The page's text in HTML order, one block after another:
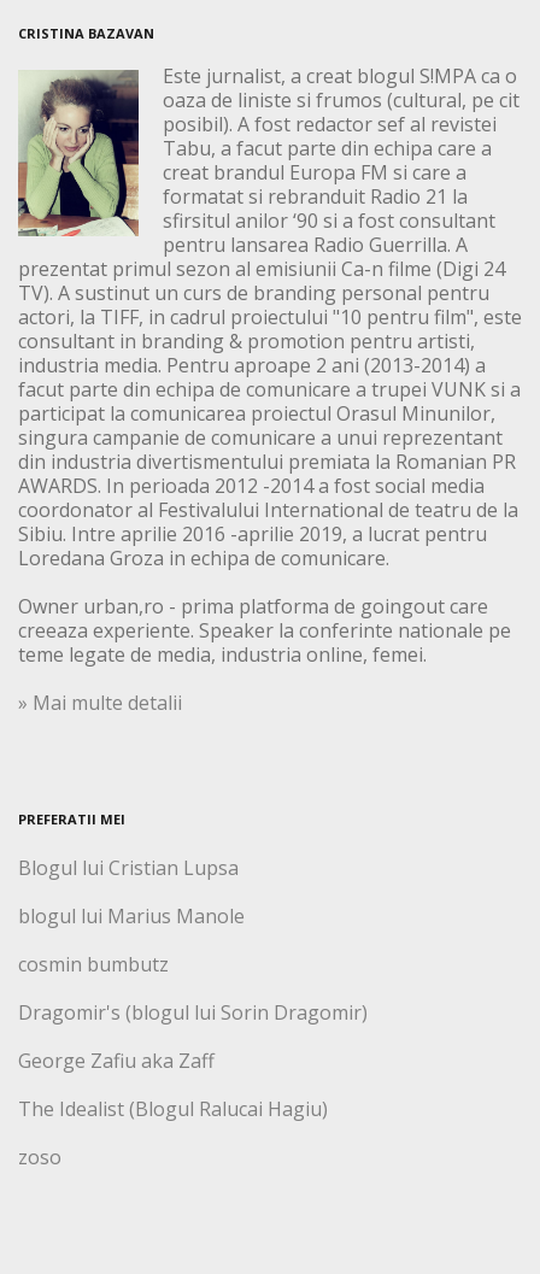
CRISTINA BAZAVAN
Este jurnalist, a creat blogul S!MPA ca o
oaza de liniste si frumos (cultural, pe cit
posibil). A fost redactor sef al revistei
Tabu, a facut parte din echipa care a
creat brandul Europa FM si care a
formatat si rebranduit Radio 21 la
sfirsitul anilor ‘90 si a fost consultant
pentru lansarea Radio Guerrilla. A
prezentat primul sezon al emisiunii Ca-n filme (Digi 24
TV). A sustinut un curs de branding personal pentru
actori, la TIFF, in cadrul proiectului "10 pentru film", este
consultant in branding & promotion pentru artisti,
industria media. Pentru aproape 2 ani (2013-2014) a
facut parte din echipa de comunicare a trupei VUNK si a
participat la comunicarea proiectul Orasul Minunilor,
singura campanie de comunicare a unui reprezentant
din industria divertismentului premiata la Romanian PR
AWARDS. In perioada 2012 -2014 a fost social media
coordonator al Festivalului International de teatru de la
Sibiu. Intre aprilie 2016 -aprilie 2019, a lucrat pentru
Loredana Groza in echipa de comunicare.
Owner urban,ro - prima platforma de goingout care
creeaza experiente. Speaker la conferinte nationale pe
teme legate de media, industria online, femei.
» Mai multe detalii
PREFERATII MEI
Blogul lui Cristian Lupsa
blogul lui Marius Manole
cosmin bumbutz
Dragomir's (blogul lui Sorin Dragomir)
George Zafiu aka Zaff
The Idealist (Blogul Ralucai Hagiu)
zoso